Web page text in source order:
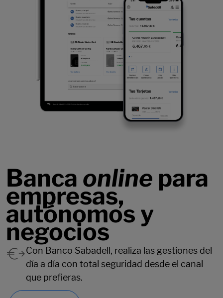
Banca online para
empresas,
autónomos y
negocios
Con Banco Sabadell, realiza las gestiones del
día a día con total seguridad desde el canal
que prefieras.